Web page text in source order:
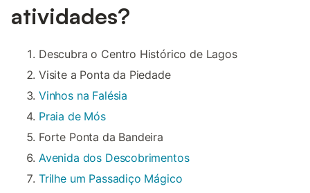
atividades?
Descubra o Centro Histórico de Lagos
Visite a Ponta da Piedade
Vinhos na Falésia
Praia de Mós
Forte Ponta da Bandeira
Avenida dos Descobrimentos
Trilhe um Passadiço Mágico